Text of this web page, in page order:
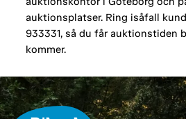
auktionsplatser. Ring isåfall
933331, så du får auktionstiden
kommer.